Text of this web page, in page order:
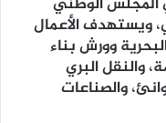
ويستهدف الأعمال
وورش بناء
والنقل البري
والصناعات